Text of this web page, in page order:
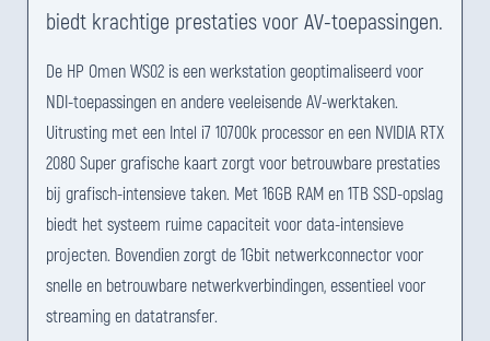
biedt krachtige prestaties voor AV-toepassingen.
De HP Omen WS02 is een werkstation geoptimaliseerd voor
NDI-toepassingen en andere veeleisende AV-werktaken.
Uitrusting met een Intel i7 10700k processor en een NVIDIA RTX
2080 Super grafische kaart zorgt voor betrouwbare prestaties
bij grafisch-intensieve taken. Met 16GB RAM en 1TB SSD-opslag
biedt het systeem ruime capaciteit voor data-intensieve
projecten. Bovendien zorgt de 1Gbit netwerkconnector voor
snelle en betrouwbare netwerkverbindingen, essentieel voor
streaming en datatransfer.